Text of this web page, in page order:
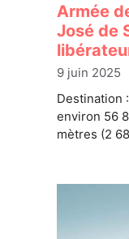
Armée
José de
9 juin 2025
Destination
environ 56
mètres (2